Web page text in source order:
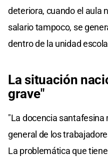
deteriora, cuando el aula
salario tampoco, se
dentro de la unidad
La situación
grave"
"La docencia santafesina
general de los
La problemática que